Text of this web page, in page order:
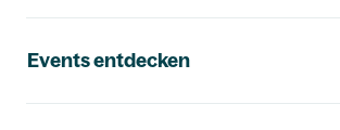
Events entdecken